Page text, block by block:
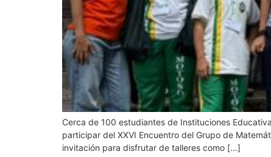
Cerca de 100 estudiantes de Instituciones
participar del XXVI Encuentro del Grupo de
invitación para disfrutar de talleres como […]